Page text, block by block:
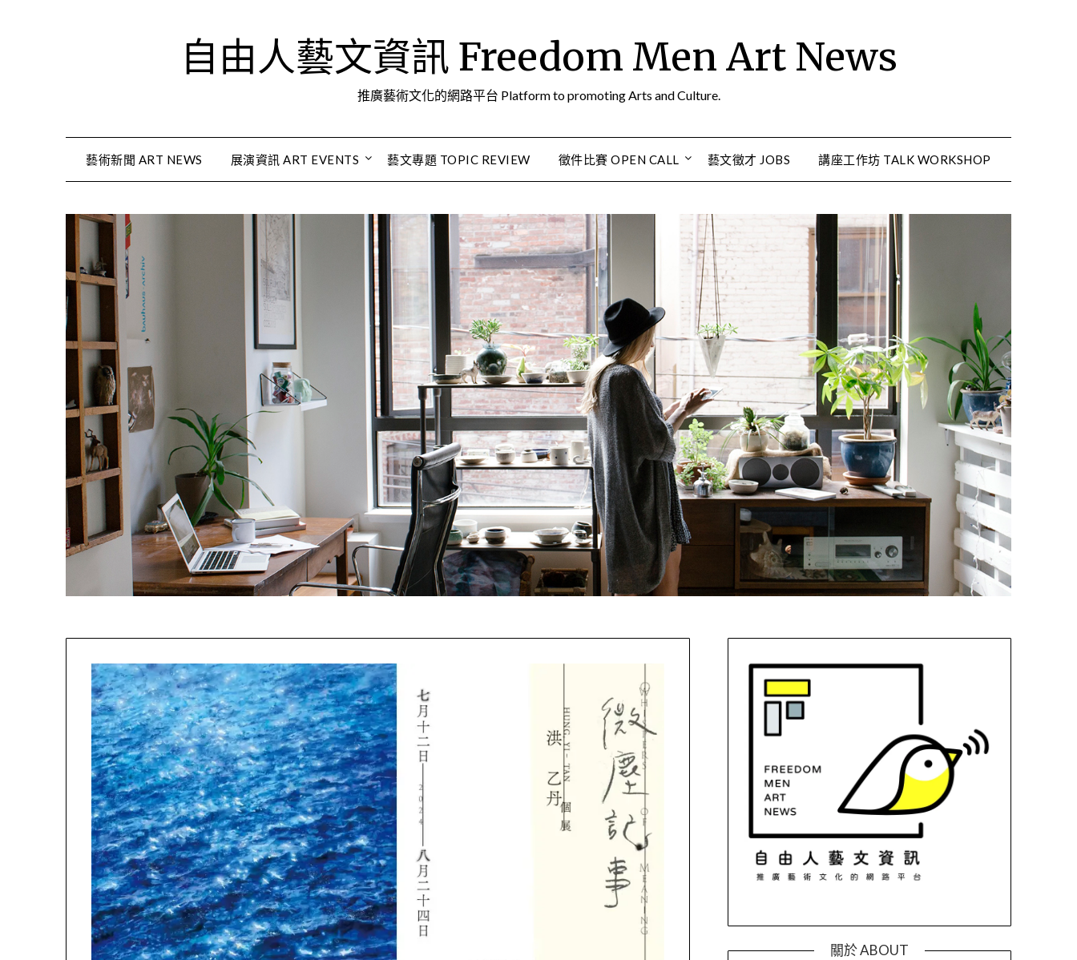
自由人藝文資訊 Freedom Men Art News
推廣藝術文化的網路平台 Platform to promoting Arts and Culture.
藝術新聞 ART NEWS 展演資訊 ART EVENTS 藝文專題 TOPIC REVIEW 徵件比賽 OPEN CALL 藝文徵才 JOBS 講座工作坊 TALK WORKSHOP
關於 ABOUT